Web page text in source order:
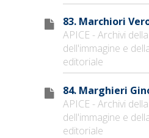
83. Marchiori
APICE - Archivi
dell'immagine e
editoriale
84. Marghieri
APICE - Archivi
dell'immagine e
editoriale